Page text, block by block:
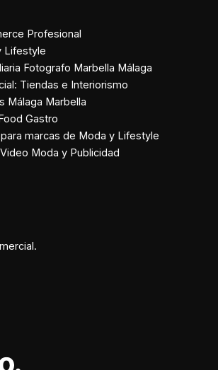
Profesional
Lifestyle
Fotografo Marbella Málaga
Tiendas e Interiorismo
Málaga Marbella
Gastro
marcas de Moda y Lifestyle
Moda y Publicidad